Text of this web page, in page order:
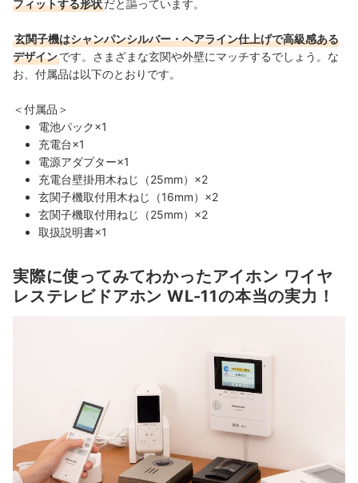
フィットする形状だと謳っています。
玄関子機はシャンパンシルバー・ヘアライン仕上げで高級感ある
デザインです。さまざまな玄関や外壁にマッチするでしょう。な
お、付属品は以下のとおりです。
＜付属品＞
電池パック×1
充電台×1
電源アダプター×1
充電台壁掛用木ねじ（25mm）×2
玄関子機取付用木ねじ（16mm）×2
玄関子機取付用ねじ（25mm）×2
取扱説明書×1
実際に使ってみてわかったアイホン ワイヤ
レステレビドアホン WL-11の本当の実力！